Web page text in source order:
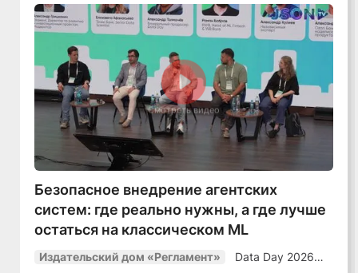
Смотреть видео
Безопасное внедрение агентских
систем: где реально нужны, а где лучше
остаться на классическом ML
Издательский дом «Регламент»
Data Day 2026